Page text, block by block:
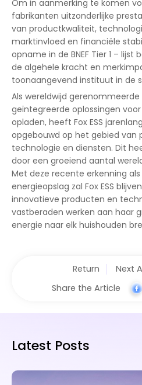
Om in aanmerking te komen
fabrikanten uitzonderlijke
van productkwaliteit,
marktinvloed en financiële
opname in de BNEF Tier 1 –
de algehele kracht en
toonaangevend instituut in de
Als wereldwijd
geïntegreerde oplossingen
opladen, heeft Fox ESS
opgebouwd op het gebied van
technologie en diensten. Dit
door een groeiend aantal
Met deze recente erkenning als
energieopslag zal Fox ESS
innovatieve producten en
vastberaden werken aan haar
energie naar elk huishouden
Return
Next
Share the Article
Latest Posts